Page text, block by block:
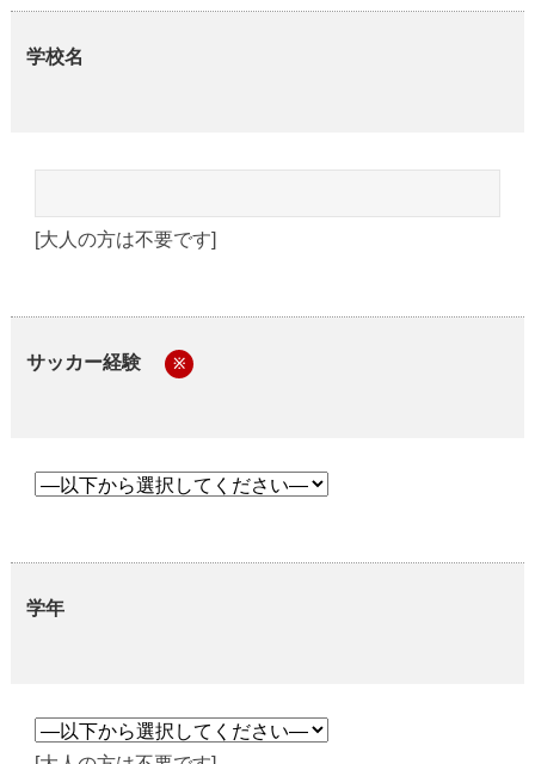
学校名
[大人の方は不要です]
サッカー経験 ※
学年